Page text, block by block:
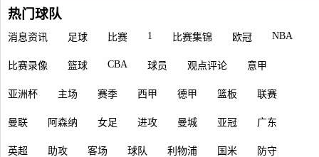
热门球队
消息资讯 足球 比赛 1 比赛集锦 欧冠 NBA
比赛录像 篮球 CBA 球员 观点评论 意甲
亚洲杯 主场 赛季 西甲 德甲 篮板 联赛
曼联 阿森纳 女足 进攻 曼城 亚冠 广东
英超 助攻 客场 球队 利物浦 国米 防守